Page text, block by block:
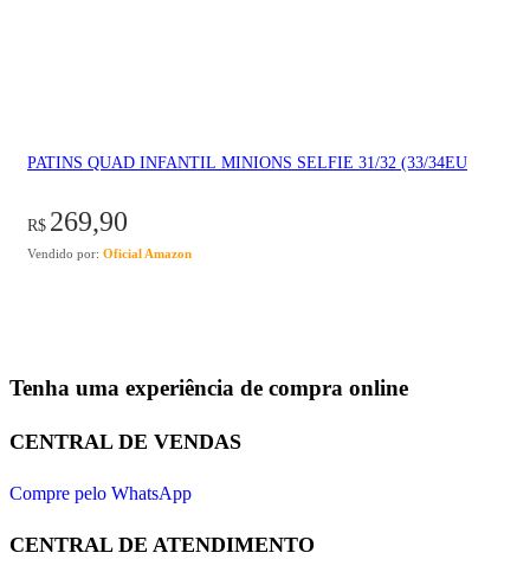
PATINS QUAD INFANTIL MINIONS SELFIE 31/32 (33/34EU
R$ 269,90
Vendido por: Oficial Amazon
Tenha uma experiência de compra online
CENTRAL DE VENDAS
Compre pelo WhatsApp
CENTRAL DE ATENDIMENTO